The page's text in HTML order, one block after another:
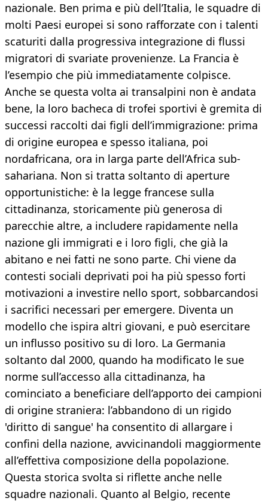
nazionale. Ben prima e più dell’Italia, le squadre di
molti Paesi europei si sono rafforzate con i talenti
scaturiti dalla progressiva integrazione di flussi
migratori di svariate provenienze. La Francia è
l’esempio che più immediatamente colpisce.
Anche se questa volta ai transalpini non è andata
bene, la loro bacheca di trofei sportivi è gremita di
successi raccolti dai figli dell’immigrazione: prima
di origine europea e spesso italiana, poi
nordafricana, ora in larga parte dell’Africa sub-
sahariana. Non si tratta soltanto di aperture
opportunistiche: è la legge francese sulla
cittadinanza, storicamente più generosa di
parecchie altre, a includere rapidamente nella
nazione gli immigrati e i loro figli, che già la
abitano e nei fatti ne sono parte. Chi viene da
contesti sociali deprivati poi ha più spesso forti
motivazioni a investire nello sport, sobbarcandosi
i sacrifici necessari per emergere. Diventa un
modello che ispira altri giovani, e può esercitare
un influsso positivo su di loro. La Germania
soltanto dal 2000, quando ha modificato le sue
norme sull’accesso alla cittadinanza, ha
cominciato a beneficiare dell’apporto dei campioni
di origine straniera: l’abbandono di un rigido
'diritto di sangue' ha consentito di allargare i
confini della nazione, avvicinandoli maggiormente
all’effettiva composizione della popolazione.
Questa storica svolta si riflette anche nelle
squadre nazionali. Quanto al Belgio, recente